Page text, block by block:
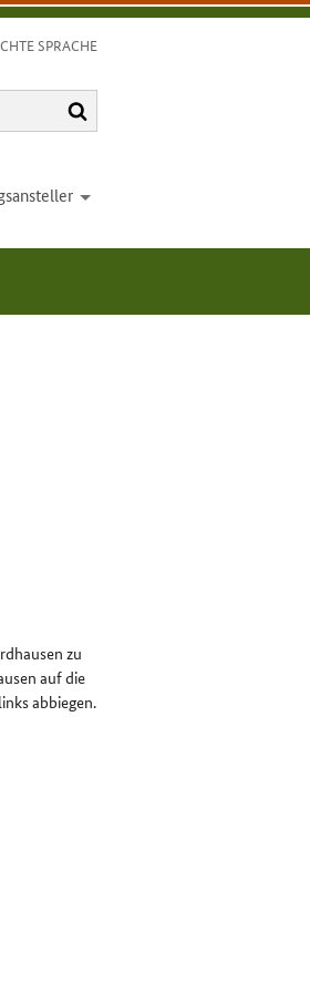
SPRACHE
open
zu
auf die
abbiegen.